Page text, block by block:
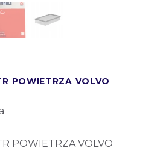
POWIETRZA VOLVO
POWIETRZA VOLVO